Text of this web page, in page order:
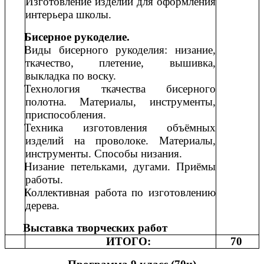
интерьера школы.
Бисерное рукоделие.
Виды бисерного рукоделия: низание,
ткачество, плетение, вышивка,
выкладка по воску.
Технология ткачества бисерного
полотна. Материалы, инструменты,
приспособления.
Техника изготовления объёмных
изделий на проволоке. Материалы,
инструменты. Способы низания.
Низание петельками, дугами. Приёмы
работы.
Коллективная работа по изготовлению
дерева.
Выставка творческих работ
ИТОГО:
70